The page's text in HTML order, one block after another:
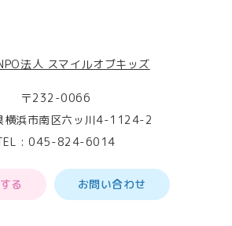
〒232-0066
横浜市南区六ッ川4-1124-2
:045-824-6014
る お問い合わせ